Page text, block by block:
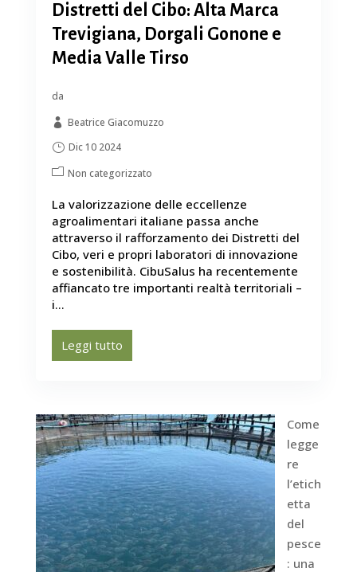
Distretti del Cibo: Alta Marca
Trevigiana, Dorgali Gonone e
Media Valle Tirso
da
Beatrice Giacomuzzo
Dic 10 2024
Non categorizzato
La valorizzazione delle eccellenze
agroalimentari italiane passa anche
attraverso il rafforzamento dei Distretti del
Cibo, veri e propri laboratori di innovazione
e sostenibilità. CibuSalus ha recentemente
affiancato tre importanti realtà territoriali –
i...
Leggi tutto
Come
legge
re
l’etich
etta
del
pesce
: una